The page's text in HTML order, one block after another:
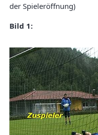
der Spieleröffnung)
Bild 1: